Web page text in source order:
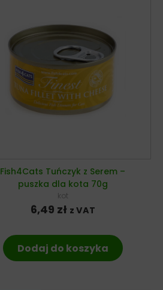
Fish4Cats Tuńczyk z Serem –
puszka dla kota 70g
kot
6,49 zł z VAT
Dodaj do koszyka